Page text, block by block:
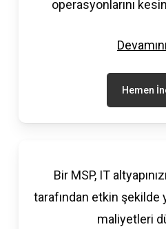
operasyonlarını
Hemen
Bir MSP, IT
tarafından etkin
maliyetleri